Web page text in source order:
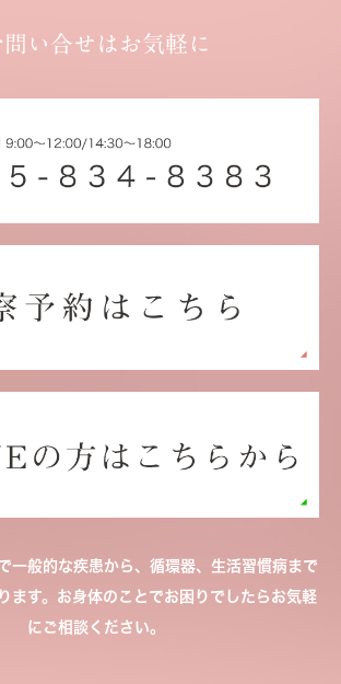
問い合せはお気軽に
一般的な疾患から、循環器、生活習慣病まで
ます。お身体のことでお困りでしたらお気軽
にご相談ください。